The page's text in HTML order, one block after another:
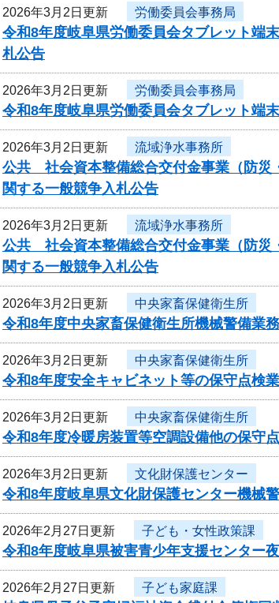
2026年3月2日更新 労働委員会事務局
令和8年度岐阜県労働委員会タブレット端
札公告
2026年3月2日更新 労働委員会事務局
令和8年度岐阜県労働委員会タブレット端
2026年3月2日更新 流域浄水事務所
公共 社会資本整備総合交付金事業（防災
関する一般競争入札公告
2026年3月2日更新 流域浄水事務所
公共 社会資本整備総合交付金事業（防災
関する一般競争入札公告
2026年3月2日更新 中央家畜保健衛生所
令和8年度中央家畜保健衛生所機械警備業
2026年3月2日更新 中央家畜保健衛生所
令和8年度安全キャビネット等の保守点検
2026年3月2日更新 中央家畜保健衛生所
令和8年度冷暖房装置等空調設備他の保守
2026年3月2日更新 文化財保護センター
令和8年度岐阜県文化財保護センター機械
2026年2月27日更新 子ども・女性政策課
令和8年度岐阜県被害青少年支援センター
2026年2月27日更新 子ども家庭課